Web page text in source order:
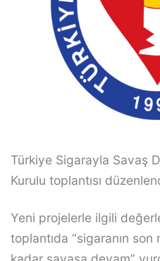
Türkiye Sigarayla Savaş
Kurulu toplantısı
Yeni projelerle ilgili
toplantıda “sigaranın